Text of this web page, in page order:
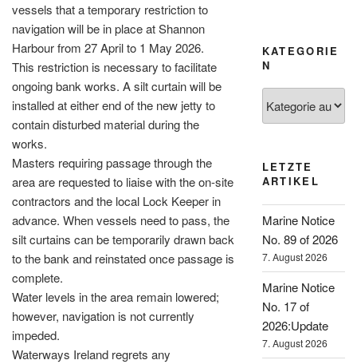
vessels that a temporary restriction to
navigation will be in place at Shannon
Harbour from 27 April to 1 May 2026.
This restriction is necessary to facilitate
ongoing bank works. A silt curtain will be
installed at either end of the new jetty to
contain disturbed material during the
works.
Masters requiring passage through the
area are requested to liaise with the on-site
contractors and the local Lock Keeper in
advance. When vessels need to pass, the
silt curtains can be temporarily drawn back
to the bank and reinstated once passage is
complete.
Water levels in the area remain lowered;
however, navigation is not currently
impeded.
Waterways Ireland regrets any
KATEGORIE
N
LETZTE
ARTIKEL
Marine Notice
No. 89 of 2026
7. August 2026
Marine Notice
No. 17 of
2026:Update
7. August 2026